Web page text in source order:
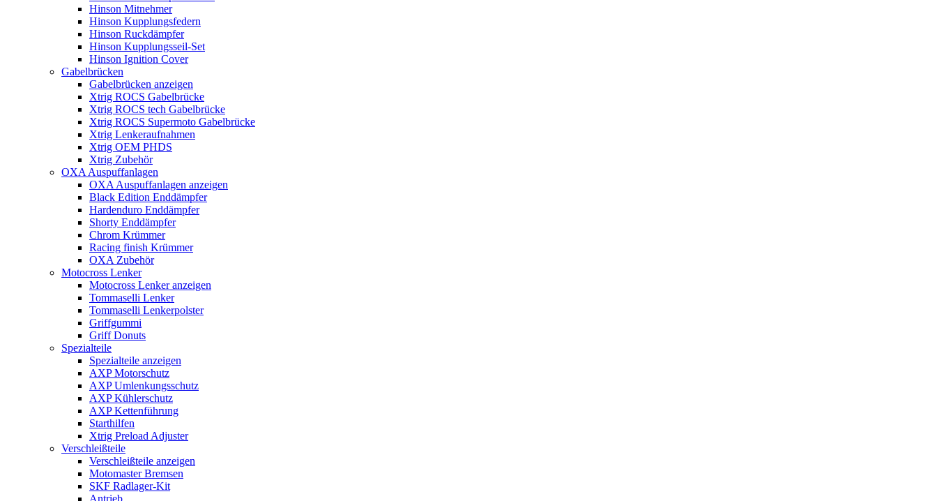
Hinson Mitnehmer
Hinson Kupplungsfedern
Hinson Ruckdämpfer
Hinson Kupplungsseil-Set
Hinson Ignition Cover
Gabelbrücken
Gabelbrücken anzeigen
Xtrig ROCS Gabelbrücke
Xtrig ROCS tech Gabelbrücke
Xtrig ROCS Supermoto Gabelbrücke
Xtrig Lenkeraufnahmen
Xtrig OEM PHDS
Xtrig Zubehör
OXA Auspuffanlagen
OXA Auspuffanlagen anzeigen
Black Edition Enddämpfer
Hardenduro Enddämpfer
Shorty Enddämpfer
Chrom Krümmer
Racing finish Krümmer
OXA Zubehör
Motocross Lenker
Motocross Lenker anzeigen
Tommaselli Lenker
Tommaselli Lenkerpolster
Griffgummi
Griff Donuts
Spezialteile
Spezialteile anzeigen
AXP Motorschutz
AXP Umlenkungsschutz
AXP Kühlerschutz
AXP Kettenführung
Starthilfen
Xtrig Preload Adjuster
Verschleißteile
Verschleißteile anzeigen
Motomaster Bremsen
SKF Radlager-Kit
Antrieb